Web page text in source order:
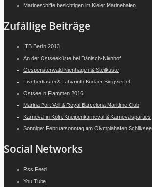
Marineschiffe besichtigen im Kieler Marinehafen
Zufällige Beiträge
ITB Berlin 2013
An der Ostseeküste bei Dänisch-Nienhof
Gespensterwald Nienhagen & Steilküste
Fischerbastei & Labyrinth Budaer Burgviertel
Ostsee in Flammen 2016
Marina Port Vell & Royal Barcelona Maritime Club
Karneval in Köln: Kneipenkarneval & Karnevalsparties
Sonniger Februarsonntag am Olympiahafen Schilksee
Social Networks
Rss Feed
You Tube